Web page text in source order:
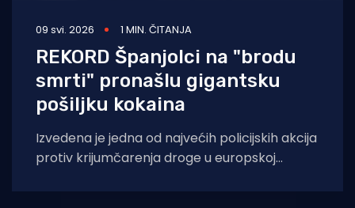
09 svi. 2026 1 MIN. ČITANJA
REKORD Španjolci na "brodu
smrti" pronašlu gigantsku
pošiljku kokaina
Izvedena je jedna od najvećih policijskih akcija
protiv krijumčarenja droge u europskoj
oceanu presretnut